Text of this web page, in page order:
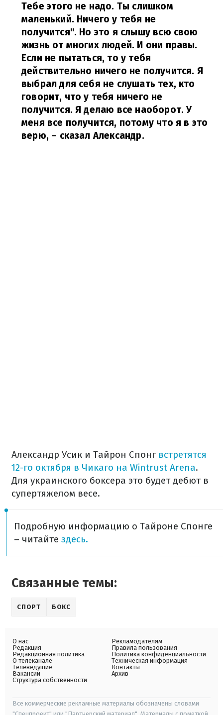
Тебе этого не надо. Ты слишком
маленький. Ничего у тебя не
получится". Но это я слышу всю свою
жизнь от многих людей. И они правы.
Если не пытаться, то у тебя
действительно ничего не получится. Я
выбрал для себя не слушать тех, кто
говорит, что у тебя ничего не
получится. Я делаю все наоборот. У
меня все получится, потому что я в это
верю, – сказал Александр.
Александр Усик и Тайрон Спонг встретятся
12-го октября в Чикаго на Wintrust Arena.
Для украинского боксера это будет дебют в
супертяжелом весе.
Подробную информацию о Тайроне Спонге
– читайте здесь.
Связанные темы:
СПОРТ БОКС
О нас
Редакция
Редакционная политика
О телеканале
Телеведущие
Вакансии
Структура собственности
Рекламодателям
Правила пользования
Политика конфиденциальности
Техническая информация
Контакты
Архив
Все коммерческие рекламные материалы обозначены словами